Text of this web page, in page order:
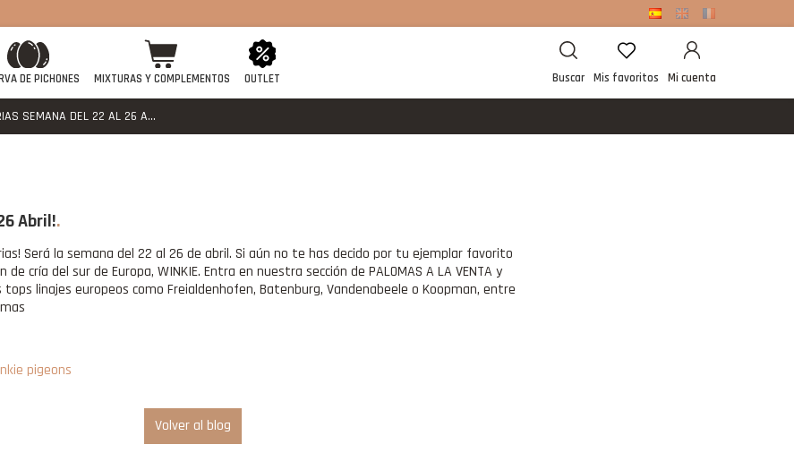
DE PICHONES MIXTURAS Y COMPLEMENTOS OUTLET Mi cuenta
Mis favoritos
Buscar
SEMANA DEL 22 AL 26 A...
Abril!
Será la semana del 22 al 26 de abril. Si aún no te has decido por tu ejemplar favorito
del sur de Europa, WINKIE. Entra en nuestra sección de PALOMAS A LA VENTA y
linajes europeos como Freialdenhofen, Batenburg, Vandenabeele o Koopman, entre
pigeons
Volver al blog